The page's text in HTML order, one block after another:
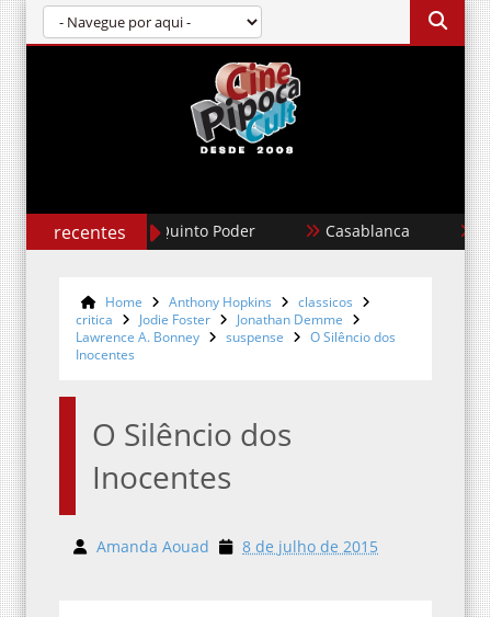
recentes Casablanca Um Filme
Home Anthony Hopkins
classicos
critica
Jodie Foster
Jonathan Demme
Lawrence A. Bonney
suspense
O Silêncio dos
Inocentes
O Silêncio dos
Inocentes
Amanda Aouad 8 de julho de 2015